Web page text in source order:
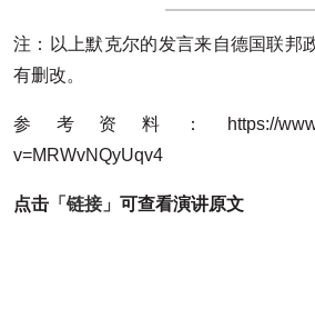
注：以上默克尔的发言来自德国联邦
有删改。
参考资料：https://
v=MRWvNQyUqv4
点击 「链接」 可查看演讲原文